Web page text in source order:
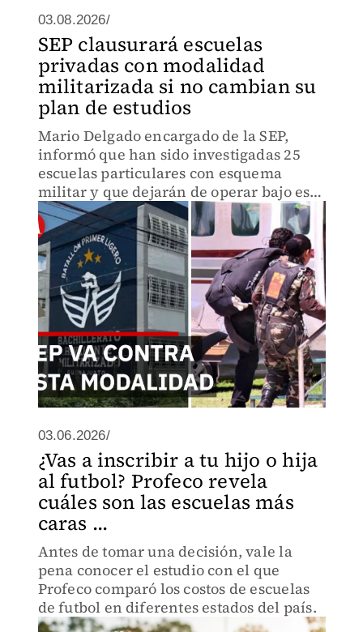
03.08.2026/
SEP clausurará escuelas
privadas con modalidad
militarizada si no cambian su
plan de estudios
Mario Delgado encargado de la SEP,
informó que han sido investigadas 25
escuelas particulares con esquema
militar y que dejarán de operar bajo esa
modalidad, debido a que la legislación
mexicana no reconoce este modelo
educativo.
03.06.2026/
¿Vas a inscribir a tu hijo o hija
al futbol? Profeco revela
cuáles son las escuelas más
caras ...
Antes de tomar una decisión, vale la
pena conocer el estudio con el que
Profeco comparó los costos de escuelas
de futbol en diferentes estados del país.